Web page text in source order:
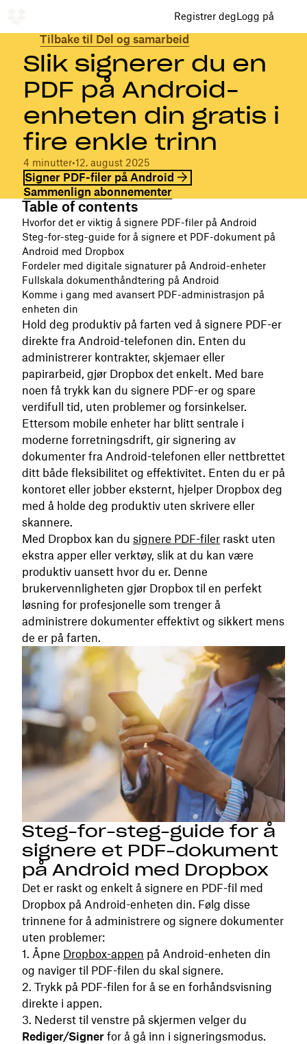
Registrer degLogg på
Tilbake til Del og samarbeid
Slik signerer du en
PDF på Android-
enheten din gratis i
fire enkle trinn
4 minutter•12. august 2025
Signer PDF-filer på Android
Sammenlign abonnementer
Table of contents
Hvorfor det er viktig å signere PDF-filer på Android
Steg-for-steg-guide for å signere et PDF-dokument på
Android med Dropbox
Fordeler med digitale signaturer på Android-enheter
Fullskala dokumenthåndtering på Android
Komme i gang med avansert PDF-administrasjon på
enheten din
Hold deg produktiv på farten ved å signere PDF-er
direkte fra Android-telefonen din. Enten du
administrerer kontrakter, skjemaer eller
papirarbeid, gjør Dropbox det enkelt. Med bare
noen få trykk kan du signere PDF-er og spare
verdifull tid, uten problemer og forsinkelser.
Ettersom mobile enheter har blitt sentrale i
moderne forretningsdrift, gir signering av
dokumenter fra Android-telefonen eller nettbrettet
ditt både fleksibilitet og effektivitet. Enten du er på
kontoret eller jobber eksternt, hjelper Dropbox deg
med å holde deg produktiv uten skrivere eller
skannere.
Med Dropbox kan du signere PDF-filer raskt uten
ekstra apper eller verktøy, slik at du kan være
produktiv uansett hvor du er. Denne
brukervennligheten gjør Dropbox til en perfekt
løsning for profesjonelle som trenger å
administrere dokumenter effektivt og sikkert mens
de er på farten.
Steg-for-steg-guide for å
signere et PDF-dokument
på Android med Dropbox
Det er raskt og enkelt å signere en PDF-fil med
Dropbox på Android-enheten din. Følg disse
trinnene for å administrere og signere dokumenter
uten problemer:
Åpne Dropbox-appen på Android-enheten din
og naviger til PDF-filen du skal signere.
Trykk på PDF-filen for å se en forhåndsvisning
direkte i appen.
Nederst til venstre på skjermen velger du
Rediger/Signer for å gå inn i signeringsmodus.